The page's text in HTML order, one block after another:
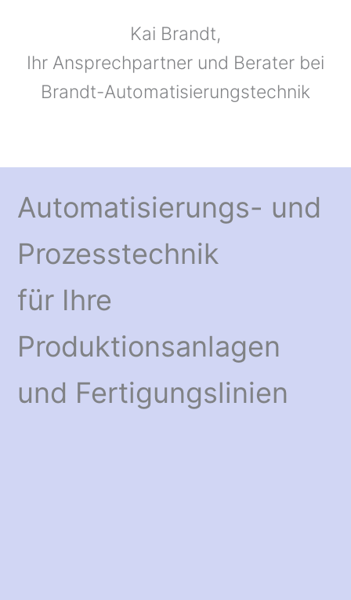
Kai Brandt,
Ihr Ansprechpartner und Berater bei
Brandt-Automatisierungstechnik
Automatisierungs- und
Prozesstechnik
für Ihre
Produktionsanlagen
und Fertigungslinien